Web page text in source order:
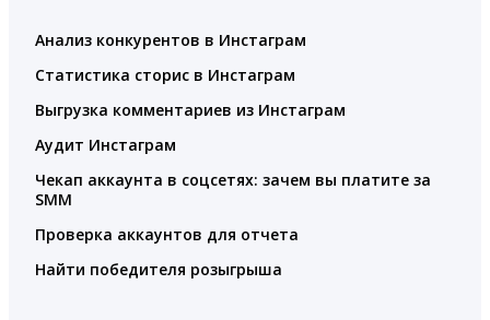
Анализ конкурентов в Инстаграм
Статистика сторис в Инстаграм
Выгрузка комментариев из Инстаграм
Аудит Инстаграм
Чекап аккаунта в соцсетях: зачем вы платите за
SMM
Проверка аккаунтов для отчета
Найти победителя розыгрыша